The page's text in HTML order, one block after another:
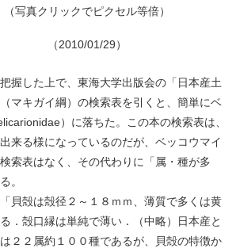
（写真クリックでピクセル等倍）
（2010/01/29）
握した上で、東海大学出版会の「日本産土
マキガイ綱）の検索表を引くと、簡単にベ
）に落ちた。この本の検索表は、
来る様になっているのだが、ベッコウマイ
索表はなく、その代わりに「属・種が多
。
貝殻は殻径２～１８ｍｍ、薄質で多くは黄
．殻口縁は単純で薄い．（中略）日本産と
２２属約１００種であるが、貝殻の特徴か